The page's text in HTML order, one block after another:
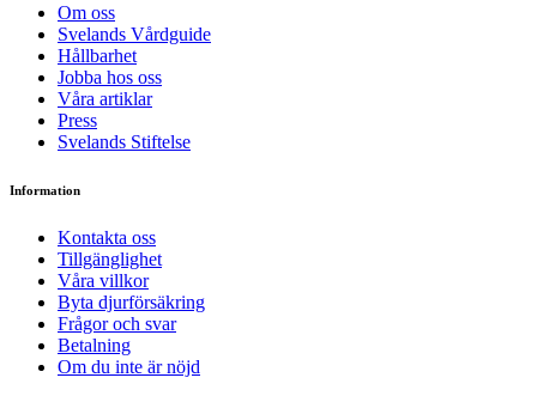
Om oss
Svelands Vårdguide
Hållbarhet
Jobba hos oss
Våra artiklar
Press
Svelands Stiftelse
Information
Kontakta oss
Tillgänglighet
Våra villkor
Byta djurförsäkring
Frågor och svar
Betalning
Om du inte är nöjd